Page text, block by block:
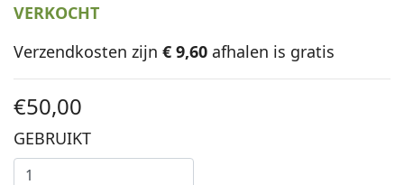
VERKOCHT
Verzendkosten zijn € 9,60 afhalen is gratis
€50,00
GEBRUIKT